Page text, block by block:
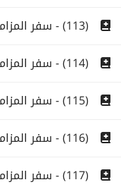
(113) - سفر المزامير الاصحاح المئة والثالث عشر
(114) - سفر المزامير الاصحاح المئة والرابع عشر
(115) - سفر المزامير الاصحاح المئة والخامس عشر
(116) - سفر المزامير الاصحاح المئة والسادس عشر
(117) - سفر المزامير الاصحاح المئة والسابع عشر